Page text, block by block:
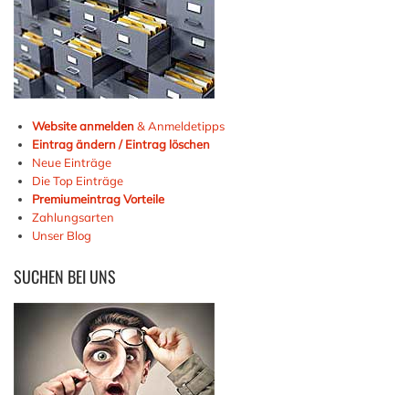
Website anmelden& Anmeldetipps
Eintrag ändern / Eintrag löschen
Neue Einträge
Die Top Einträge
Premiumeintrag Vorteile
Zahlungsarten
Unser Blog
SUCHEN BEI UNS